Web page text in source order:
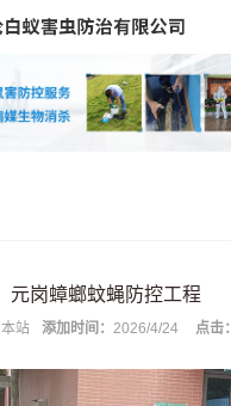
元岗蟑螂蚊蝇防控工程
本站 添加时间： 2026/4/24 点击：